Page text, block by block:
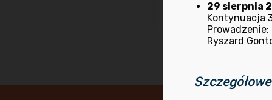
29 sierpnia
Kontynuacja
Ryszard